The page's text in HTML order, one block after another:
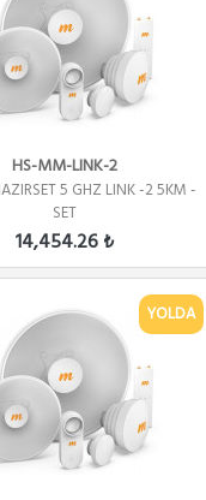
HS-MM-LINK-2
5 GHZ LINK -2 5KM -
SET
14,454.26 ₺
YOLDA